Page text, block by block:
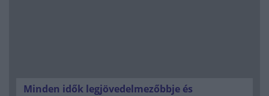
Minden idők legjövedelmezőbbje és